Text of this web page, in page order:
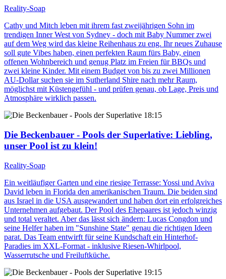
Reality-Soap
Cathy und Mitch leben mit ihrem fast zweijährigen Sohn im
trendigen Inner West von Sydney - doch mit Baby Nummer zwei
auf dem Weg wird das kleine Reihenhaus zu eng. Ihr neues Zuhause
soll gute Vibes haben, einen perfekten Raum fürs Baby, einen
offenen Wohnbereich und genug Platz im Freien für BBQs und
zwei kleine Kinder. Mit einem Budget von bis zu zwei Millionen
AU-Dollar suchen sie im Sutherland Shire nach mehr Raum,
möglichst mit Küstengefühl - und prüfen genau, ob Lage, Preis und
Atmosphäre wirklich passen.
18:15
Die Beckenbauer - Pools der Superlative: Liebling,
unser Pool ist zu klein!
Reality-Soap
Ein weitläufiger Garten und eine riesige Terrasse: Yossi und Aviva
David leben in Florida den amerikanischen Traum. Die beiden sind
aus Israel in die USA ausgewandert und haben dort ein erfolgreiches
Unternehmen aufgebaut. Der Pool des Ehepaares ist jedoch winzig
und total veraltet. Aber das lässt sich ändern: Lucas Congdon und
seine Helfer haben im "Sunshine State" genau die richtigen Ideen
parat. Das Team entwirft für seine Kundschaft ein Hinterhof-
Paradies im XXL-Format - inklusive Riesen-Whirlpool,
Wasserrutsche und Freiluftküche.
19:15